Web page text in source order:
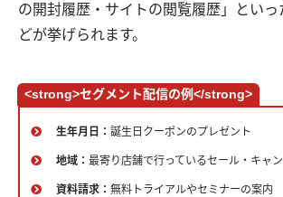
の開封履歴・サイトの閲覧履歴」といっ
どが挙げられます。
<strong>セグメント配信の例</strong>
生年月日： 誕生日クーポンのプレゼント
地域： 最寄り店舗で行っているセール・キャ
資料請求： 無料トライアルやセミナーの案内